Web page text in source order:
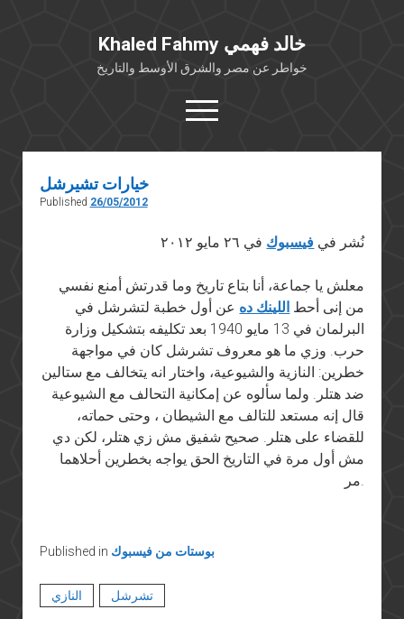
Khaled Fahmy خالد فهمي
خواطر عن مصر والشرق الأوسط والتاريخ
open
menu
twitterfacebook
كتابات أكاديمية
بوستات من فيسبوك
مقابلات في الإعلام
Languages
خيارات تشيرشل
Published 26/05/2012
نُشر في فيسبوك في ٢٦ مايو ٢٠١٢
معلش يا جماعة، أنا بتاع تاريخ وما قدرتش أمنع نفسي
من إنى أحط اللينك ده عن أول خطبة لتشرشل في
البرلمان في 13 مايو 1940 بعد تكليفه بتشكيل وزارة
حرب. وزي ما هو معروف تشرشل كان في مواجهة
خطرين: النازية والشيوعية، واختار انه يتخالف مع ستالين
ضد هتلر. ولما سألوه عن إمكانية التحالف مع الشيوعية
قال إنه مستعد للتالف مع الشيطان ، وحتى حماته،
للقضاء على هتلر. صحيح شفيق مش زي هتلر، لكن دي
مش أول مرة في التاريخ الحق يواجه بخطرين أحلاهما
مر.
Published in بوستات من فيسبوك
النازي تشرشل